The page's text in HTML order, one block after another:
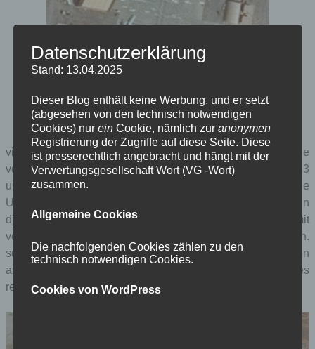
vier drohnen vor nagelneuen hangars. ready to kill.
viele geleakte dokumente braucht man nicht, um über die
von google lizenzierten satellitenaufnahmen zwischen 2013
und heute zu sehen, dass sich da enorm etwas getan hat. die
US airforce baute mitten in afrika ihr chabelley airfield in
djibouti um. jetzt stehen da, schön aufgeräumt, fluggeräte mit
verhältnismäßig schlankem rumpf und sehr langen flügeln.
so sehen drohnen aus. unten die bauphasen zwischen
anfang 2013 und anfang 2015. oben eine vergrößerung des
rechten satellitenbilds.
Datenschutzerklärung
Stand: 13.04.2025
Dieser Blog enthält keine Werbung, und er setzt
(abgesehen von den technisch notwendigen
Cookies) nur einCookie, nämlich zur anonymen
Registrierung der Zugriffe auf diese Seite. Diese
ist presserechtlich angebracht und hängt mit der
Verwertungsgesellschaft Wort (VG -Wort)
zusammen.
Allgemeine Cookies
Die nachfolgenden Cookies zählen zu den
technisch notwendigen Cookies.
Cookies von WordPress